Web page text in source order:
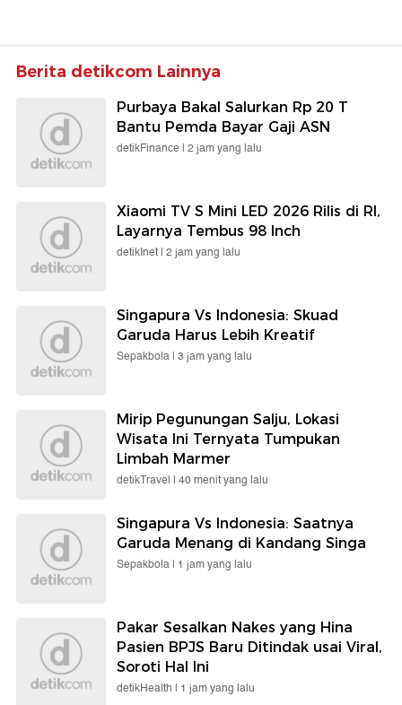
Berita detikcom Lainnya
Purbaya Bakal Salurkan Rp 20 T
Bantu Pemda Bayar Gaji ASN
detikFinance | 2 jam yang lalu
Xiaomi TV S Mini LED 2026 Rilis di RI,
Layarnya Tembus 98 Inch
detikInet | 2 jam yang lalu
Singapura Vs Indonesia: Skuad
Garuda Harus Lebih Kreatif
Sepakbola | 3 jam yang lalu
Mirip Pegunungan Salju, Lokasi
Wisata Ini Ternyata Tumpukan
Limbah Marmer
detikTravel | 40 menit yang lalu
Singapura Vs Indonesia: Saatnya
Garuda Menang di Kandang Singa
Sepakbola | 1 jam yang lalu
Pakar Sesalkan Nakes yang Hina
Pasien BPJS Baru Ditindak usai Viral,
Soroti Hal Ini
detikHealth | 1 jam yang lalu